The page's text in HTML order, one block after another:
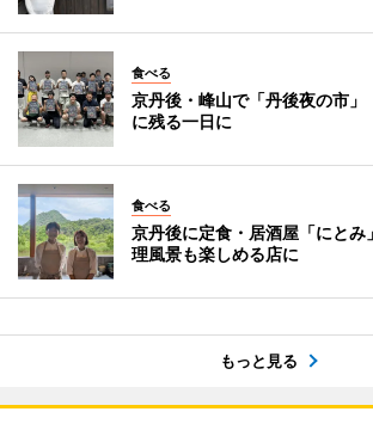
食べる
京丹後・峰山で「丹後夜の市
に残る一日に
食べる
京丹後に定食・居酒屋「にと
理風景も楽しめる店に
もっと見る